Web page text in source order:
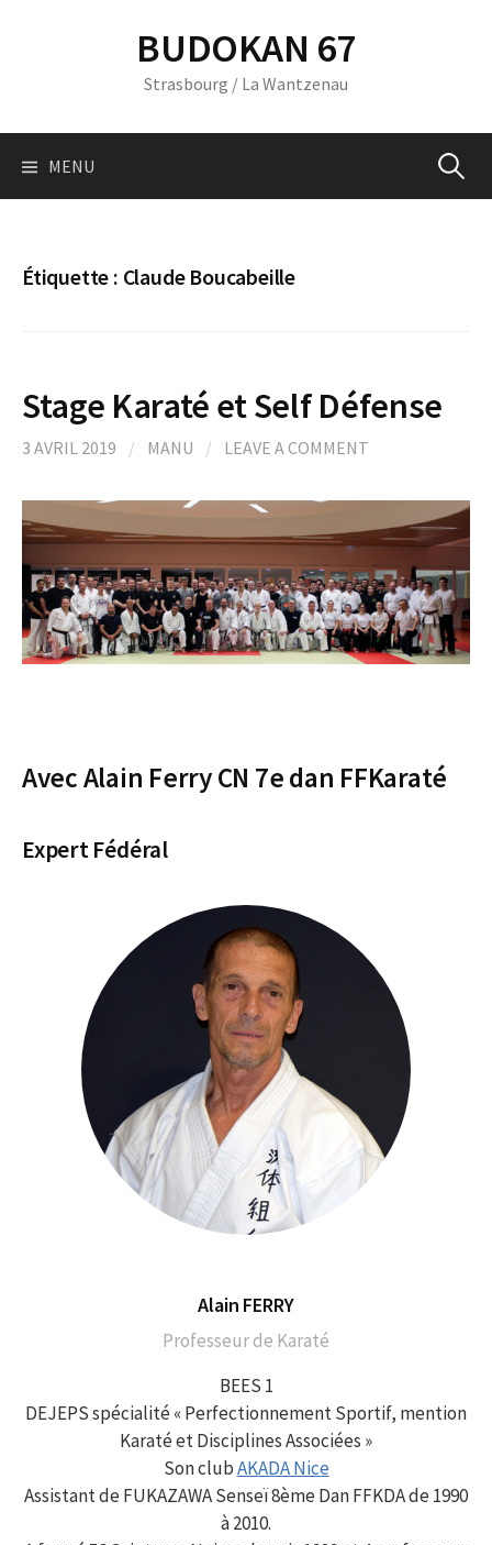
BUDOKAN 67
Strasbourg / La Wantzenau
MENU
Étiquette : Claude Boucabeille
Stage Karaté et Self Défense
3 AVRIL 2019 / MANU / LEAVE A COMMENT
Avec Alain Ferry CN 7e dan FFKaraté
Expert Fédéral
Alain FERRY
Professeur de Karaté
BEES 1
DEJEPS spécialité « Perfectionnement Sportif, mention
Karaté et Disciplines Associées »
Son clubAKADA Nice
Assistant de FUKAZAWA Senseï 8ème Dan FFKDA de 1990
à 2010.